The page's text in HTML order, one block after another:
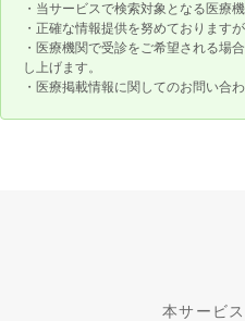
・当サービスで検索対象となる医療
・正確な情報提供を努めております
・医療機関で受診をご希望される場
し上げます。
・医療掲載情報に関してのお問い合
本サービ